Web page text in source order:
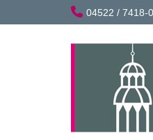
to
04522 / 7418-0